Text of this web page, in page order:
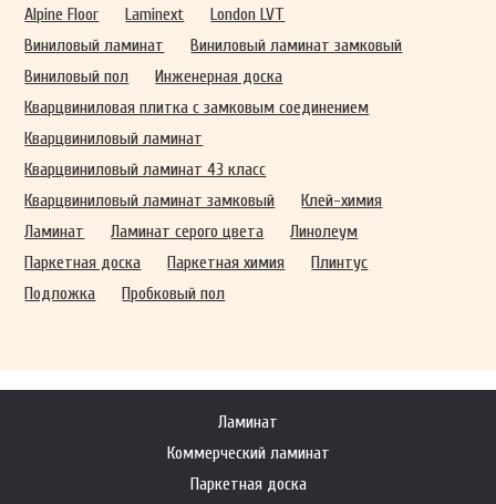
Alpine Floor Laminext
London LVT
Виниловый ламинат
Виниловый ламинат замковый
Виниловый пол
Инженерная доска
Кварцвиниловая плитка с замковым соединением
Кварцвиниловый ламинат
Кварцвиниловый ламинат 43 класс
Кварцвиниловый ламинат замковый
Клей-химия
Ламинат
Ламинат серого цвета
Линолеум
Паркетная доска
Паркетная химия
Плинтус
Подложка
Пробковый пол
Ламинат
Коммерческий ламинат
Паркетная доска